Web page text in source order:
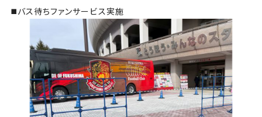
◼️バス待ちファンサービス実施